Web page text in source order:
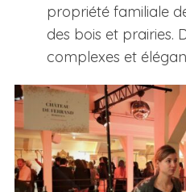
propriété familiale
des bois et prairies.
complexes et